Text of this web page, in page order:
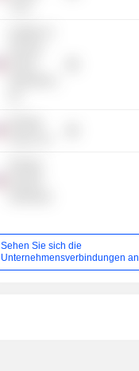
Sehen Sie sich die
Unternehmensverbindungen an